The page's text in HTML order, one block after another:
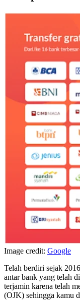
Image credit: Google
Telah berdiri sejak
antar bank yang telah
terjamin karena telah
(OJK) sehingga kamu